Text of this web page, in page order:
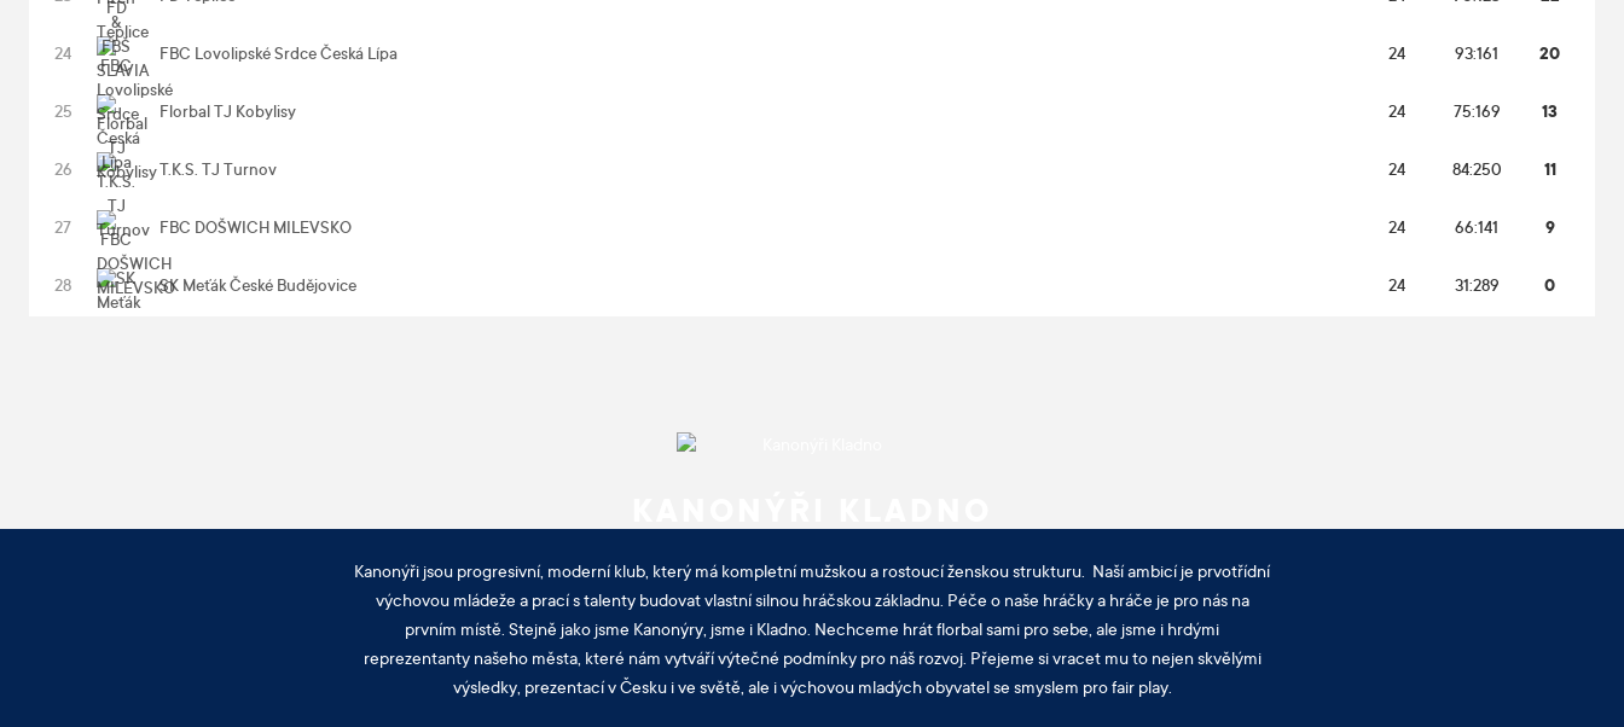
24 FBC Lovolipské Srdce Česká Lípa 24 93:161 20
25 Florbal TJ Kobylisy 24 75:169 13
26 T.K.S. TJ Turnov 24 84:250 11
27 FBC DOŠWICH MILEVSKO 24 66:141 9
28 SK Meťák České Budějovice 24 31:289 0
Kanonýři jsou progresivní, moderní klub, který má kompletní mužskou a rostoucí ženskou strukturu. Naší ambicí je prvotřídní
výchovou mládeže a prací s talenty budovat vlastní silnou hráčskou základnu. Péče o naše hráčky a hráče je pro nás na
prvním místě. Stejně jako jsme Kanonýry, jsme i Kladno. Nechceme hrát florbal sami pro sebe, ale jsme i hrdými
reprezentanty našeho města, které nám vytváří výtečné podmínky pro náš rozvoj. Přejeme si vracet mu to nejen skvělými
výsledky, prezentací v Česku i ve světě, ale i výchovou mladých obyvatel se smyslem pro fair play.